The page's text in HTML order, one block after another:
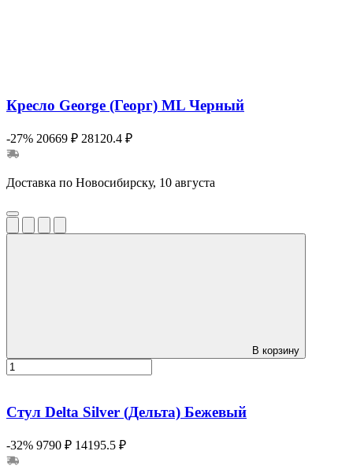
Кресло George (Георг) ML Черный
-27% 20669 ₽ 28120.4 ₽
Доставка по Новосибирску, 10 августа
В корзину
Стул Delta Silver (Дельта) Бежевый
-32% 9790 ₽ 14195.5 ₽